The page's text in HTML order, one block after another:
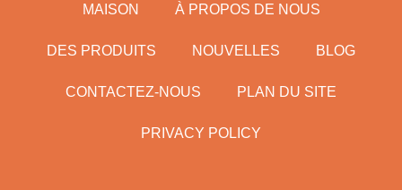
MAISON À PROPOS DE NOUS
DES PRODUITS NOUVELLES BLOG
CONTACTEZ-NOUS PLAN DU SITE
PRIVACY POLICY